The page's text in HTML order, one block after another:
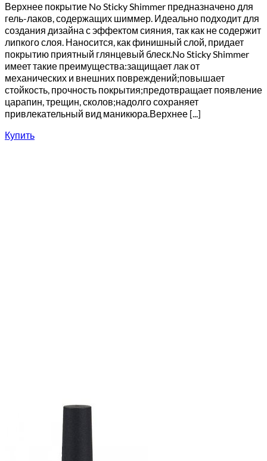
Верхнее покрытие No Sticky Shimmer предназначено для
гель-лаков, содержащих шиммер. Идеально подходит для
создания дизайна с эффектом сияния, так как не содержит
липкого слоя. Наносится, как финишный слой, придает
покрытию приятный глянцевый блеск.No Sticky Shimmer
имеет такие преимущества:защищает лак от
механических и внешних повреждений;повышает
стойкость, прочность покрытия;предотвращает появление
царапин, трещин, сколов;надолго сохраняет
привлекательный вид маникюра.Верхнее [...]
Купить